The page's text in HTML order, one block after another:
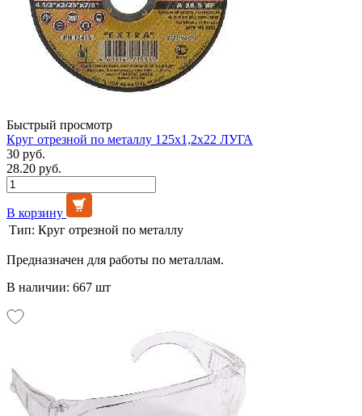
Быстрый просмотр
Круг отрезной по металлу 125х1,2х22 ЛУГА
30 руб.
28.20 руб.
В корзину
Тип: Круг отрезной по металлу
Предназначен для работы по металлам.
В наличии: 667 шт